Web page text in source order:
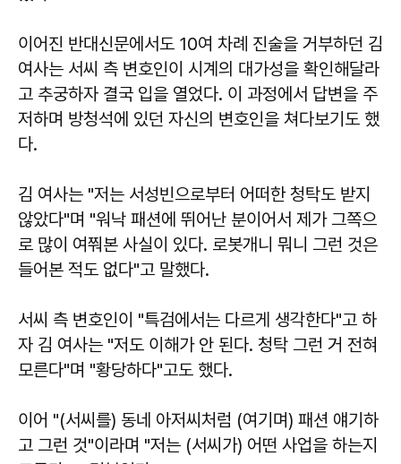
이어진 반대신문에서도 10여 차례 진술을 거부하던 김
여사는 서씨 측 변호인이 시계의 대가성을 확인해달라
고 추궁하자 결국 입을 열었다. 이 과정에서 답변을 주
저하며 방청석에 있던 자신의 변호인을 쳐다보기도 했
다.
김 여사는 "저는 서성빈으로부터 어떠한 청탁도 받지
않았다"며 "워낙 패션에 뛰어난 분이어서 제가 그쪽으
로 많이 여쭤본 사실이 있다. 로봇개니 뭐니 그런 것은
들어본 적도 없다"고 말했다.
서씨 측 변호인이 "특검에서는 다르게 생각한다"고 하
자 김 여사는 "저도 이해가 안 된다. 청탁 그런 거 전혀
모른다"며 "황당하다"고도 했다.
이어 "(서씨를) 동네 아저씨처럼 (여기며) 패션 얘기하
고 그런 것"이라며 "저는 (서씨가) 어떤 사업을 하는지